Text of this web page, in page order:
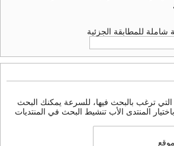
للمطابقة الجزئية
التي ترغب بالبحث فيها، للسرعة يمكنك البحث
المنتدى الأب تنشيط البحث في المنتديات